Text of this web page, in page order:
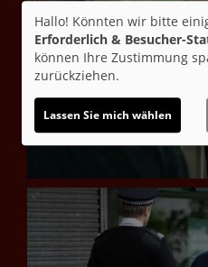
Hallo! Könnten wir bitte
Erforderlich & Besucher-
können Ihre Zustimmung
zurückziehen.
Lassen Sie mich wählen